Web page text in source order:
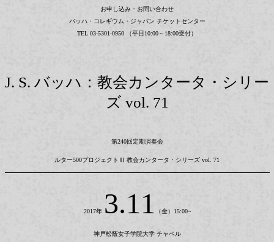
お申し込み・お問い合わせ
バッハ・コレギウム・ジャパン チケットセンター
TEL 03-5301-0950 （平日10:00～18:00受付）
J. S. バッハ：教会カンタータ・シリー
ズ vol. 71
第240回定期演奏会
ルター500プロジェクトⅢ 教会カンタータ・シリーズ vol. 71
2017年 3.11 （金）15:00~
神戸松蔭女子学院大学 チャペル